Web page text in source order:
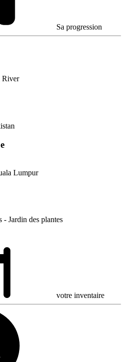
Sa progression
River
Lumpur
- Jardin des plantes
votre inventaire